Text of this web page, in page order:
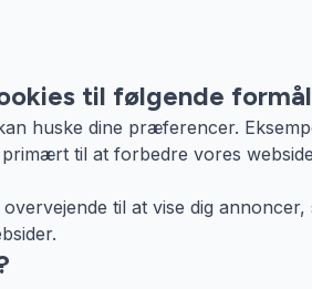
til følgende
huske dine præferencer.
til at forbedre vores
til at vise dig